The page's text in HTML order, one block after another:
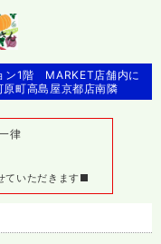
ン1階 MARKET店舗内に
町高島屋京都店南隣
律
ていただきます■